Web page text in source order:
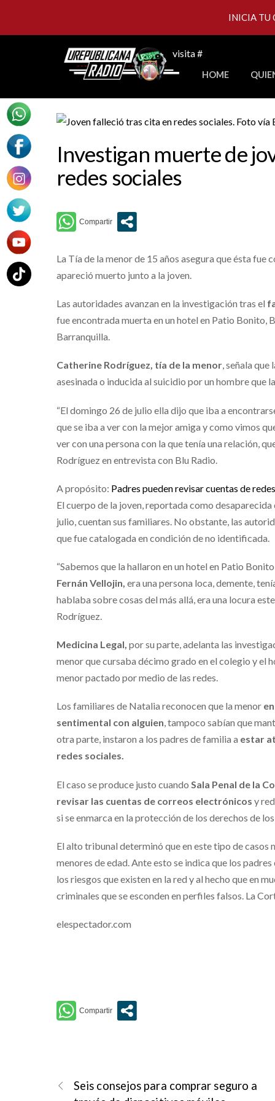
visita #
HOME
Investigan muerte de
redes sociales
La Tía de la menor de 15 años asegura que ésta
apareció muerto junto a la joven.
Las autoridades avanzan en la investigación tras el
fue encontrada muerta en un hotel en Patio Bonito,
Barranquilla.
Catherine Rodríguez, tía de la menor, señala
asesinada o inducida al suicidio por un hombre que la
“El domingo 26 de julio ella dijo que iba a
que se iba a ver con la mejor amiga y como vimos
ver con una persona con la que tenía una relación,
Rodríguez en entrevista con Blu Radio.
A propósito: Padres pueden revisar cuentas de
El cuerpo de la joven, reportada como
julio, cuentan sus familiares. No obstante, las
que fue catalogada en condición de no identificada.
“Sabemos que la hallaron en un hotel en Patio
Fernán Vellojin, era una persona loca, demente,
hablaba sobre cosas del más allá, era una locura
Rodríguez.
Medicina Legal, por su parte, adelanta las
menor que cursaba décimo grado en el colegio y el
menor pactado por medio de las redes.
Los familiares de Natalia reconocen que la menor
sentimental con alguien, tampoco sabían que
otra parte, instaron a los padres de familia a estar
redes sociales.
El caso se produce justo cuando Sala Penal de la
revisar las cuentas de correos electrónicos y
si se enmarca en la protección de los derechos de
El alto tribunal determinó que en este tipo de casos
menores de edad. Ante esto se indica que los
los riesgos que existen en la red y al hecho que en
criminales que se esconden en perfiles falsos. La
elespectador.com
Seis consejos para comprar seguro a
INICIA TU